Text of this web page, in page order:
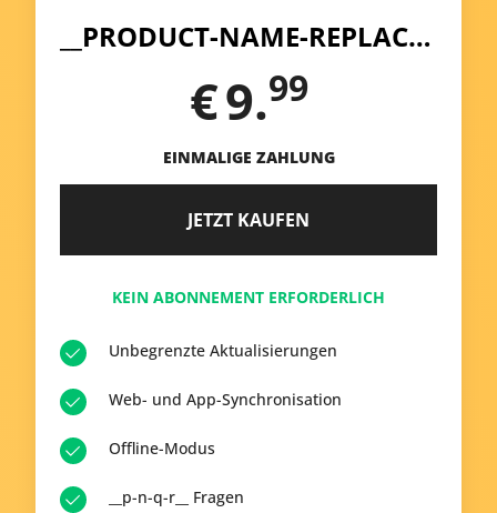
__PRODUCT-NAME-REPLACE__
€9.99
EINMALIGE ZAHLUNG
JETZT KAUFEN
KEIN ABONNEMENT ERFORDERLICH
Unbegrenzte Aktualisierungen
Web- und App-Synchronisation
Offline-Modus
__p-n-q-r__ Fragen